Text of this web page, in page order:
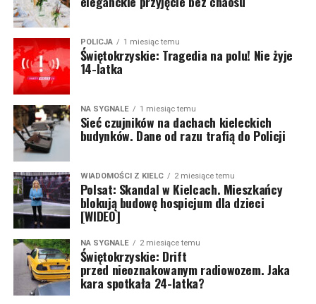
POLICJA 1 miesiąc temu
Świętokrzyskie: Tragedia na polu! Nie żyje
14-latka
NA SYGNALE 1 miesiąc temu
Sieć czujników na dachach kieleckich
budynków. Dane od razu trafią do Policji
WIADOMOŚCI Z KIELC 2 miesiące temu
Polsat: Skandal w Kielcach. Mieszkańcy
blokują budowę hospicjum dla dzieci
[WIDEO]
NA SYGNALE 2 miesiące temu
Świętokrzyskie: Drift
przed nieoznakowanym radiowozem. Jaka
kara spotkała 24-latka?